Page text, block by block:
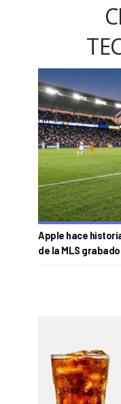
Apple hace
de la MLS grabado